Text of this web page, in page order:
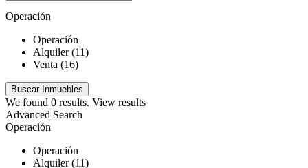
Operación
Operación
Alquiler (11)
Venta (16)
We found 0 results. View results
Advanced Search
Operación
Operación
Alquiler (11)